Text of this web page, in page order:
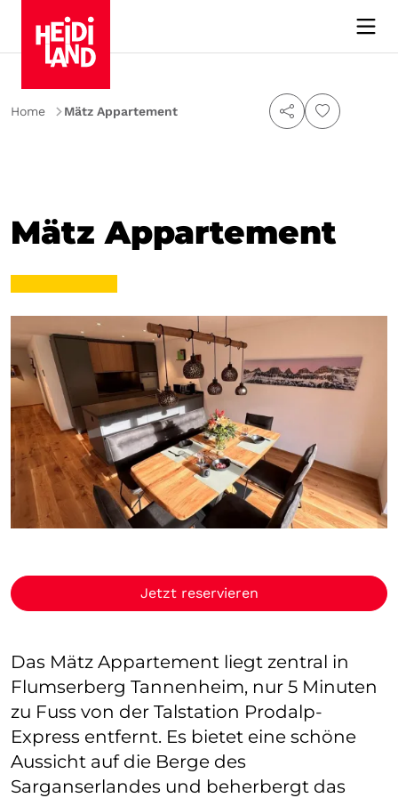
Home Mätz Appartement
Mätz Appartement
Jetzt reservieren
Das Mätz Appartement liegt zentral in
Flumserberg Tannenheim, nur 5 Minuten
zu Fuss von der Talstation Prodalp-
Express entfernt. Es bietet eine schöne
Aussicht auf die Berge des
Sarganserlandes und beherbergt das